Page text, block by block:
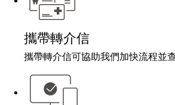
攜帶轉介信
攜帶轉介信可協助我們加快流程並